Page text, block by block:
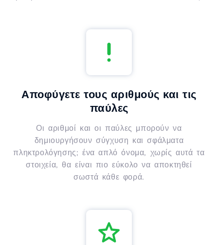
Αποφύγετε τους αριθμούς και τις
παύλες
Οι αριθμοί και οι παύλες μπορούν να
δημιουργήσουν σύγχυση και σφάλματα
πληκτρολόγησης; ένα απλό όνομα, χωρίς αυτά τα
στοιχεία, θα είναι πιο εύκολο να αποκτηθεί
σωστά κάθε φορά.